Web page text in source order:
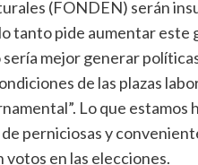
(FONDEN) serán
tanto pide aumentar este
mejor generar
de las plazas
Lo que
perniciosas y
votos en las elecciones.